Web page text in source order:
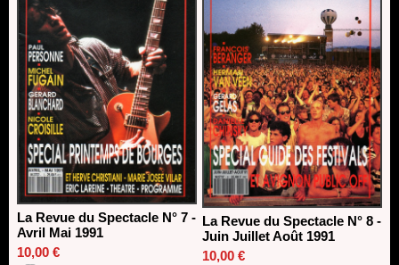
La Revue du Spectacle N° 7 -
Avril Mai 1991
10,00 €
La Revue du Spectacle N° 8 -
Juin Juillet Août 1991
10,00 €